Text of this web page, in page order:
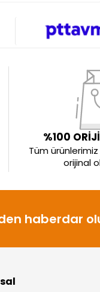
%100
Tüm
orijinal
haberdar